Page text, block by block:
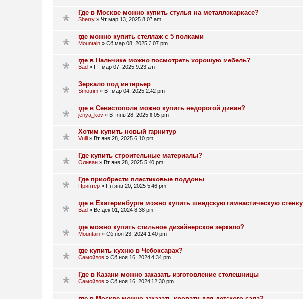
Где в Москве можно купить стулья на металлокаркасе?
Sherry » Чт мар 13, 2025 8:07 am
где можно купить стеллаж с 5 полками
Mountain » Сб мар 08, 2025 3:07 pm
где в Нальчике можно посмотреть хорошую мебель?
Bad » Пт мар 07, 2025 9:23 am
Зеркало под интерьер
Smotrim » Вт мар 04, 2025 2:42 pm
где в Севастополе можно купить недорогой диван?
jenya_kov » Вт янв 28, 2025 8:05 pm
Хотим купить новый гарнитур
Vulli » Вт янв 28, 2025 6:10 pm
Где купить строительные материалы?
Оливан » Вт янв 28, 2025 5:40 pm
Где приобрести пластиковые поддоны
Принтер » Пн янв 20, 2025 5:46 pm
где в Екатеринбурге можно купить шведскую гимнастическую стенку
Bad » Вс дек 01, 2024 8:38 pm
где можно купить стильное дизайнерское зеркало?
Mountain » Сб ноя 23, 2024 1:40 pm
где купить кухню в Чебоксарах?
Самойлов » Сб ноя 16, 2024 4:34 pm
Где в Казани можно заказать изготовление столешницы
Самойлов » Сб ноя 16, 2024 12:30 pm